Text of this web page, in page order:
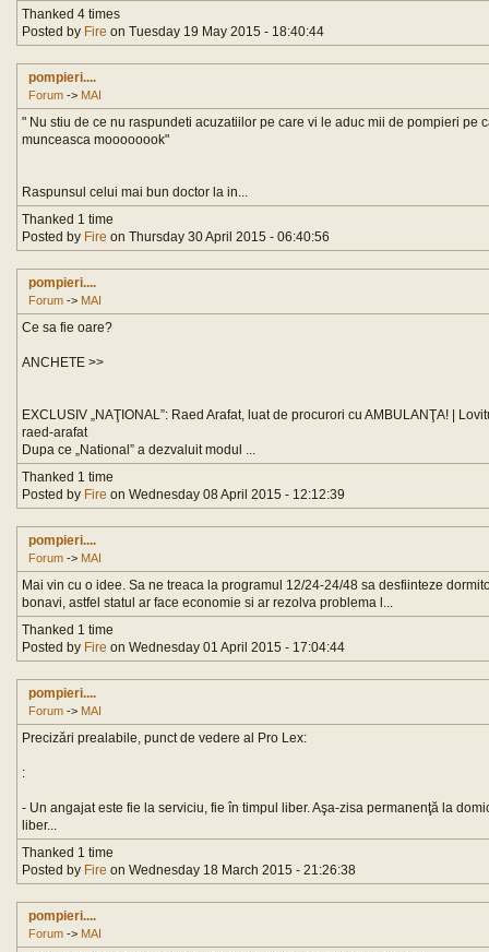
Thanked 4 times
Posted by Fire on Tuesday 19 May 2015 - 18:40:44
pompieri....
Forum -> MAI
" Nu stiu de ce nu raspundeti acuzatiilor pe care vi le aduc mii de pompieri pe
munceasca moooooook"
Raspunsul celui mai bun doctor la in...
Thanked 1 time
Posted by Fire on Thursday 30 April 2015 - 06:40:56
pompieri....
Forum -> MAI
Ce sa fie oare?
ANCHETE >>
EXCLUSIV „NAŢIONAL”: Raed Arafat, luat de procurori cu AMBULANŢA! |
raed-arafat
Dupa ce „National” a dezvaluit modul ...
Thanked 1 time
Posted by Fire on Wednesday 08 April 2015 - 12:12:39
pompieri....
Forum -> MAI
Mai vin cu o idee. Sa ne treaca la programul 12/24-24/48 sa desfiinteze
bonavi, astfel statul ar face economie si ar rezolva problema l...
Thanked 1 time
Posted by Fire on Wednesday 01 April 2015 - 17:04:44
pompieri....
Forum -> MAI
Precizări prealabile, punct de vedere al Pro Lex:
:
- Un angajat este fie la serviciu, fie în timpul liber. Aşa-zisa permanenţă la
liber...
Thanked 1 time
Posted by Fire on Wednesday 18 March 2015 - 21:26:38
pompieri....
Forum -> MAI